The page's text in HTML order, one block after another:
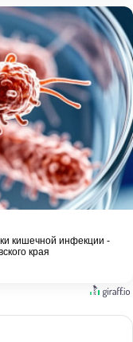
кишечной инфекции -
края